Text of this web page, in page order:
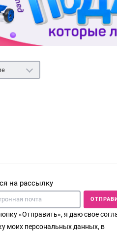
на рассылку
«Отправить», я даю свое
моих персональных данных, в